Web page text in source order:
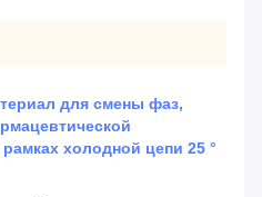
для смены фаз,
холодной цепи 25 °